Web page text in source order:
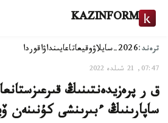
KAZINFORM
ترەند:2026-سايلاۋ وقيعاتاعايىنداۋاقوردا
07:47, 21 شىلدە 2022
ق ر پرەزيدەنتىنىڭ
ساپارىنىڭ ءبىرىنشى كۇنىنەن